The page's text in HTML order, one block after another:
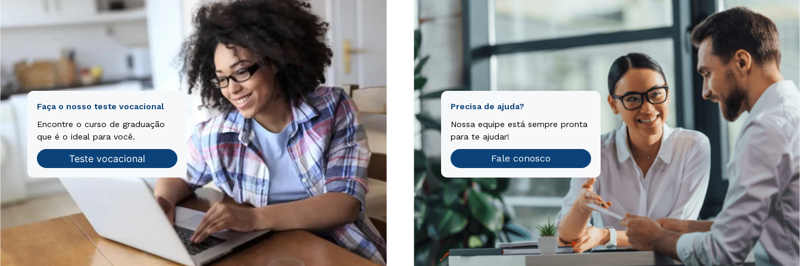
Faça o nosso teste vocacional
Encontre o curso de graduação
que é o ideal para você.
Teste vocacional
Precisa de ajuda?
Nossa equipe está sempre pronta
para te ajudar!
Fale conosco